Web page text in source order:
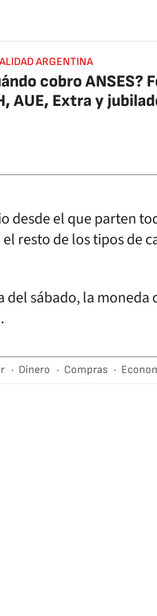
ARGENTINA
cobro ANSES?
AUE, Extra y
desde el que parten
resto de los tipos de
sábado, la moneda
Dinero Compras